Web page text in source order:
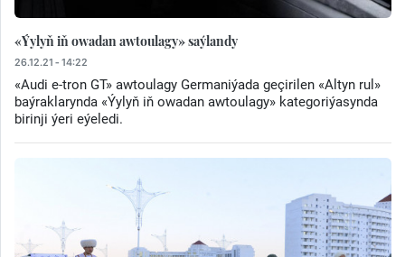
«Ýylyň iň owadan awtoulagy» saýlandy
26.12.21 - 14:22
«Audi e-tron GT» awtoulagy Germaniýada geçirilen «Altyn rul»
baýraklarynda «Ýylyň iň owadan awtoulagy» kategoriýasynda
birinji ýeri eýeledi.